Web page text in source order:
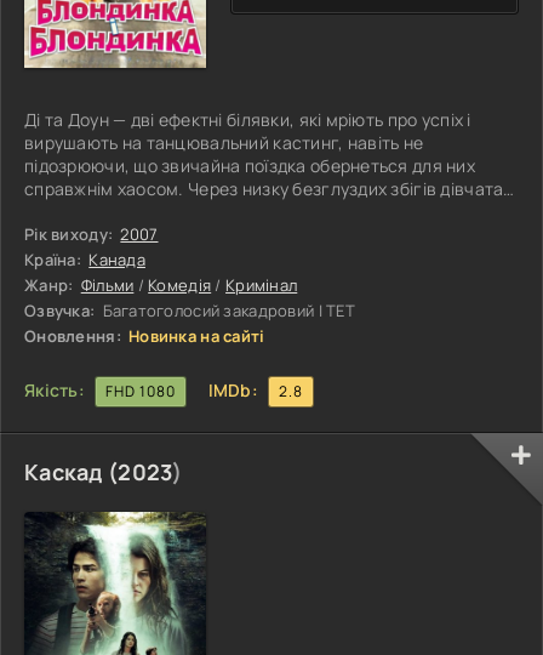
Ді та Доун — дві ефектні білявки, які мріють про успіх і
вирушають на танцювальний кастинг, навіть не
підозрюючи, що звичайна поїздка обернеться для них
справжнім хаосом. Через низку безглуздих збігів дівчата
кримінальної історії. Після загадкової смерті керівника
програми із захисту свідків їх помилково починають
вважати професійними кілерками, здатними виконати
будь-яке замовлення. Відтепер за ними стежать не лише
правоохоронці, а й представники
Рік виходу: 2007
Країна: Канада
Жанр: Фільми / Комедія / Кримінал
Озвучка: Багатоголосий закадровий | ТЕТ
Оновлення: Новинка на сайті
Якість: FHD 1080 IMDb: 2.8
Каскад (2023)